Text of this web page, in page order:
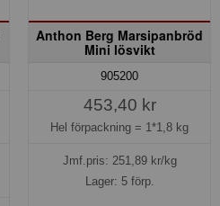
Anthon Berg Marsipanbröd
Mini lösvikt
905200
453,40 kr
Hel förpackning = 1*1,8 kg
Jmf.pris: 251,89kr/kg
Lager: 5 förp.